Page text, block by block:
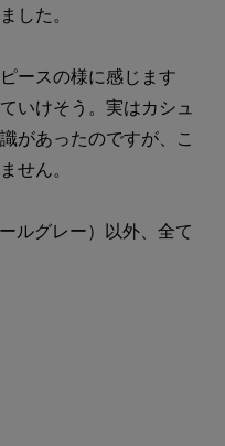
した。
ースの様に感じます
いけそう。実はカシュ
があったのですが、こ
せん。
ルグレー）以外、全て